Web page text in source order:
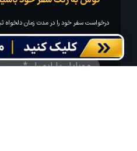
گوش به زنگ سفر خود باشید
درخواستی خود را دریافت نمایید